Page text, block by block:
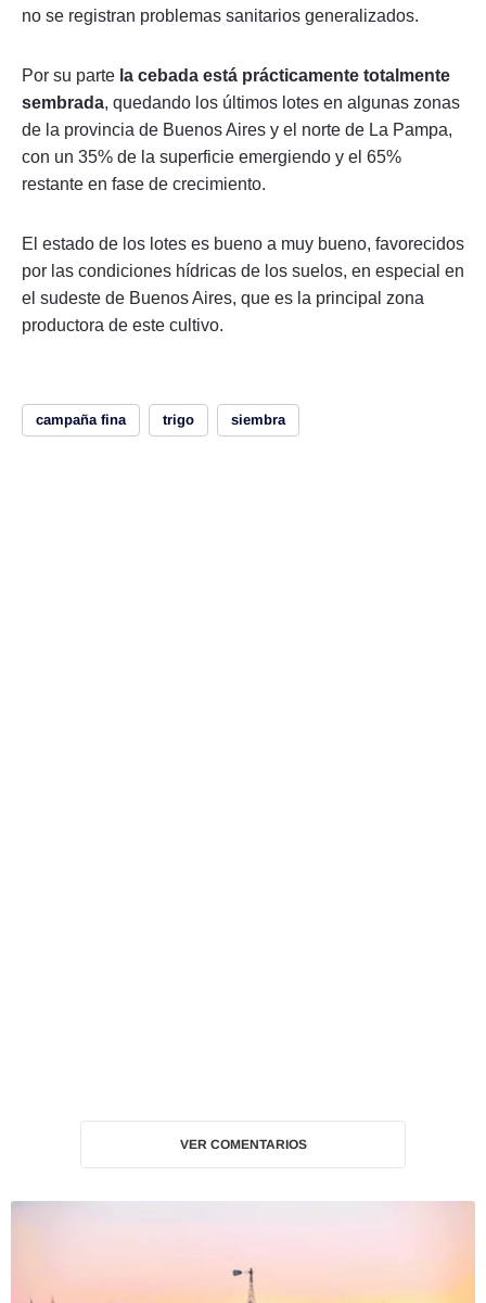
no se registran problemas sanitarios generalizados.
Por su parte la cebada está prácticamente totalmente
sembrada, quedando los últimos lotes en algunas zonas
de la provincia de Buenos Aires y el norte de La Pampa,
con un 35% de la superficie emergiendo y el 65%
restante en fase de crecimiento.
El estado de los lotes es bueno a muy bueno, favorecidos
por las condiciones hídricas de los suelos, en especial en
el sudeste de Buenos Aires, que es la principal zona
productora de este cultivo.
campaña fina trigo siembra
VER COMENTARIOS